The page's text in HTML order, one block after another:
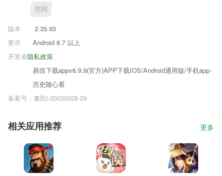
空间
版本
2.35.93
要求
Android 8.7 以上
隐私政策
开发者
易倍下载appv6.9.9(官方)APP下载IOS/Android通用版/手机app-
历史随心看
备案号：豫B2-20030028-29
相关应用推荐 更多